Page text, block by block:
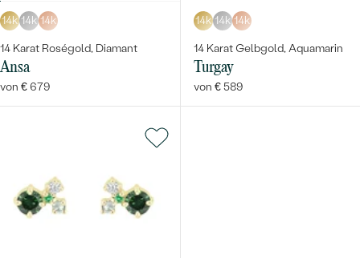
14k 14k 14k
14 Karat Roségold, Diamant
Ansa
von € 679
14k 14k 14k
14 Karat Gelbgold, Aquamarin
Turgay
von € 589